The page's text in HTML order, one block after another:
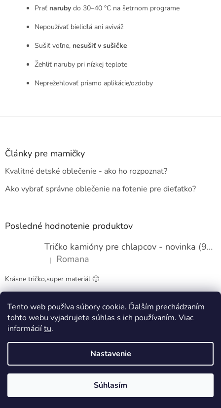
Tento web používa súbory cookie. Ďalším prechádzaním
tohto webu vyjadrujete súhlas s ich používaním. Viac
informáciítu.
Nastavenie
Súhlasím
Prať naruby do 30–40 °C na šetrnom programe
Nepoužívať bielidlá ani aviváž
Sušiť voľne, nesušiť v sušičke
Žehliť naruby pri nízkej teplote
Neprežehlovať priamo aplikácie/ozdoby
Z
Články pre mamičky
Kvalitné detské oblečenie - ako ho rozpoznať?
Ako vybrať správne oblečenie na fotenie pre dieťatko?
Posledné hodnotenie produktov
Tričko kamióny pre chlapcov - novinka (98-134)
Hodnotenie produktu je 5 z 5 hviezdičiek.
| Romana
Krásne tričko,super materiál 🙂
Obchodné podmienky Kontakty
Vytvoril Shoptet
Pappy kids. Všetky práva vyhradené.